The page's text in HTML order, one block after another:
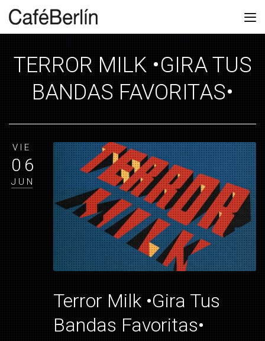
TERROR MILK •GIRA TUS
BANDAS FAVORITAS•
VIE
06
JUN
Terror Milk •Gira Tus
Bandas Favoritas•